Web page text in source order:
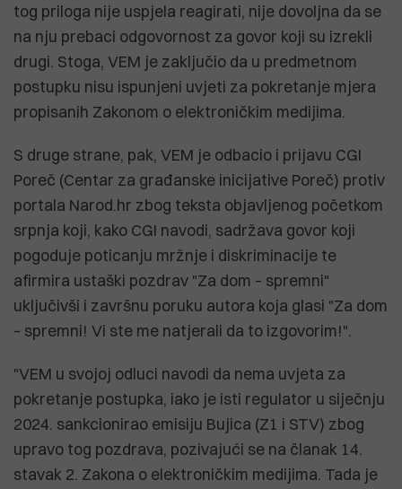
tog priloga nije uspjela reagirati, nije dovoljna da se
na nju prebaci odgovornost za govor koji su izrekli
drugi. Stoga, VEM je zaključio da u predmetnom
postupku nisu ispunjeni uvjeti za pokretanje mjera
propisanih Zakonom o elektroničkim medijima.
S druge strane, pak, VEM je odbacio i prijavu CGI
Poreč (Centar za građanske inicijative Poreč) protiv
portala Narod.hr zbog teksta objavljenog početkom
srpnja koji, kako CGI navodi, sadržava govor koji
pogoduje poticanju mržnje i diskriminacije te
afirmira ustaški pozdrav "Za dom – spremni"
uključivši i završnu poruku autora koja glasi "Za dom
– spremni! Vi ste me natjerali da to izgovorim!".
"VEM u svojoj odluci navodi da nema uvjeta za
pokretanje postupka, iako je isti regulator u siječnju
2024. sankcionirao emisiju Bujica (Z1 i STV) zbog
upravo tog pozdrava, pozivajući se na članak 14.
stavak 2. Zakona o elektroničkim medijima. Tada je